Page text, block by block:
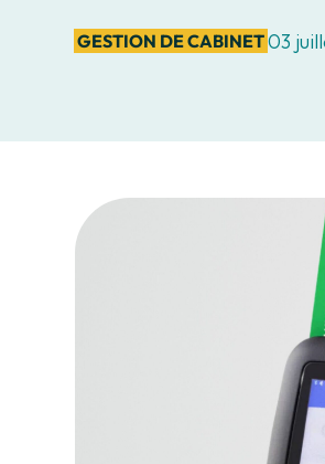
GESTION DE CABINET03